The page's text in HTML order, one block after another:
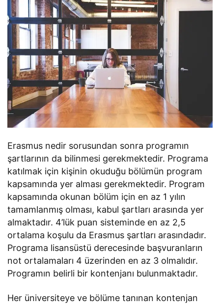
Erasmus nedir sorusundan sonra programın
şartlarının da bilinmesi gerekmektedir. Programa
katılmak için kişinin okuduğu bölümün program
kapsamında yer alması gerekmektedir. Program
kapsamında okunan bölüm için en az 1 yılın
tamamlanmış olması, kabul şartları arasında yer
almaktadır. 4’lük puan sisteminde en az 2,5
ortalama koşulu da Erasmus şartları arasındadır.
Programa lisansüstü derecesinde başvuranların
not ortalamaları 4 üzerinden en az 3 olmalıdır.
Programın belirli bir kontenjanı bulunmaktadır.
Her üniversiteye ve bölüme tanınan kontenjan